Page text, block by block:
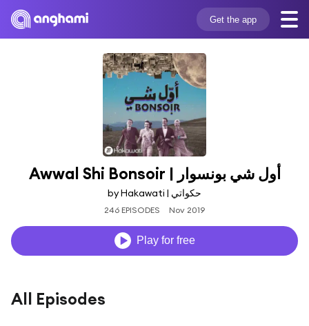
Get the app
Awwal Shi Bonsoir | أول شي بونسوار
by Hakawati | حكواتي
246 EPISODES Nov 2019
Play for free
All Episodes